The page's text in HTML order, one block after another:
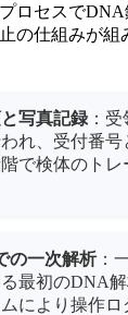
ロセスで
の仕組みが
写真記録 ：
れ、受付番号
で検体のトレ
の一次解析：
最初のDNA
により操作ロ